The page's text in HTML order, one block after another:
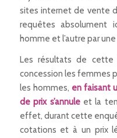
sites internet de vente
requêtes absolument
homme et l’autre par
Les résultats de
concession les femmes
les hommes, en faisant
de prix s’annuleet la
effet, durant cette
cotations et à un prix